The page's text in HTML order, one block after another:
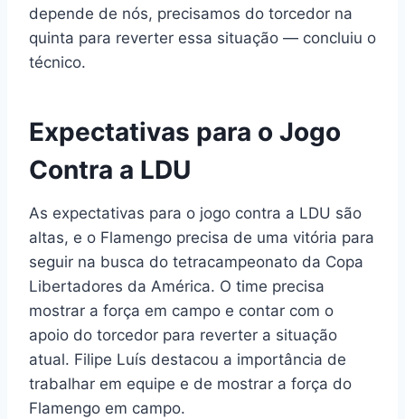
depende de nós, precisamos do torcedor na
quinta para reverter essa situação — concluiu o
técnico.
Expectativas para o Jogo
Contra a LDU
As expectativas para o jogo contra a LDU são
altas, e o Flamengo precisa de uma vitória para
seguir na busca do tetracampeonato da Copa
Libertadores da América. O time precisa
mostrar a força em campo e contar com o
apoio do torcedor para reverter a situação
atual. Filipe Luís destacou a importância de
trabalhar em equipe e de mostrar a força do
Flamengo em campo.